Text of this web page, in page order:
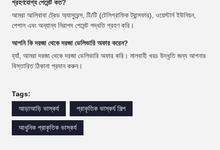
গ্রহণযোগ্য পেমেন্ট কত?
আমরা আলিবাবা ট্রেড অ্যাসুরেন্স, টি/টি (টেলিগ্রাফিক ট্রান্সফার), ওয়েস্টার্ন ইউনিয়ন,
পেপাল এবং অন্যান্য নিরাপদ পেমেন্ট পদ্ধতি গ্রহণ করি।
আপনি কি দরজা থেকে দরজা ডেলিভারি অফার করেন?
হ্যাঁ, আমরা দরজা থেকে দরজা ডেলিভারি অফার করি। মালবাহী খরচ উদ্ধৃতি জন্য আপনার
বিস্তারিত ঠিকানা প্রদান করুন।
Tags:
আড়াআড়ি ভাস্কর্য
প্রাকৃতিক ভাস্কর্য শিল্প
আধুনিক প্রাকৃতিক ভাস্কর্য